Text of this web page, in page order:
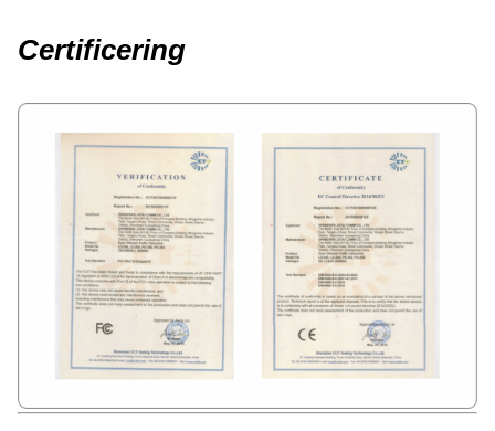
Certificering